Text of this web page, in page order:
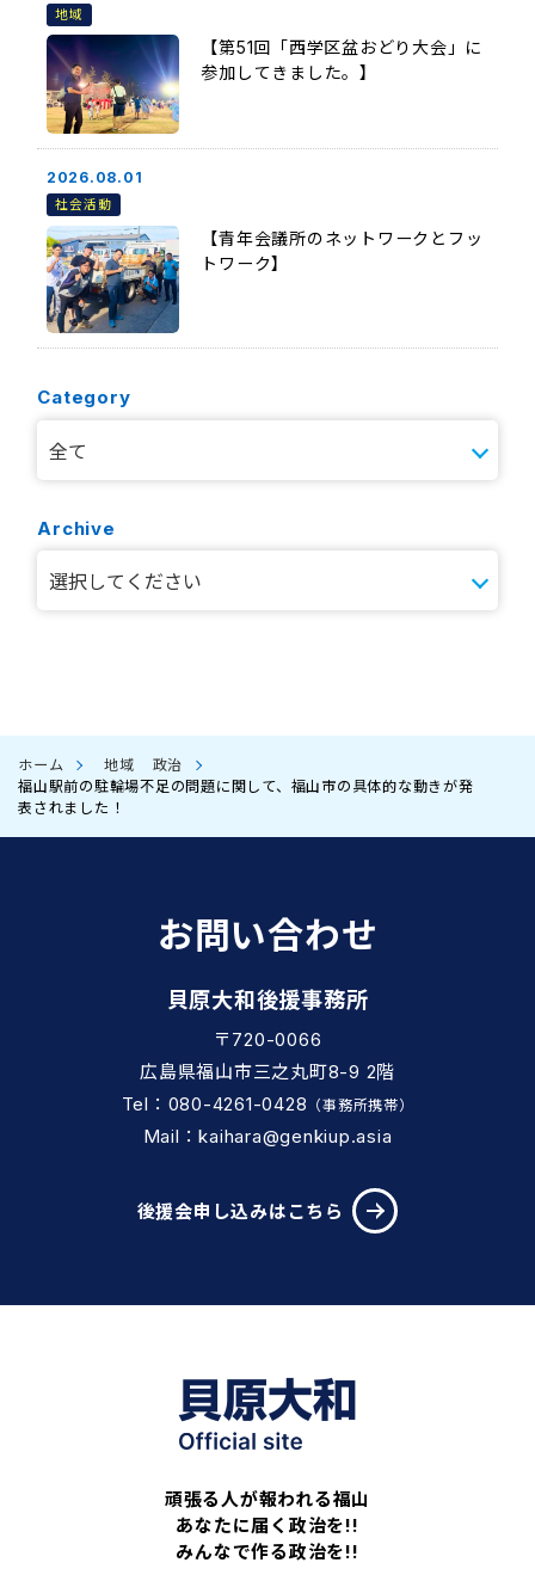
地域
【第51回「西学区盆おどり大会」に
参加してきました。】
2026.08.01
社会活動
【青年会議所のネットワークとフッ
トワーク】
Category
Archive
ホーム 地域
政治
福山駅前の駐輪場不足の問題に関して、福山市の具体的な動きが発
表されました！
お問い合わせ
貝原大和後援事務所
〒720-0066
広島県福山市三之丸町8-9 2階
Tel：080-4261-0428 （事務所携帯）
Mail：kaihara@genkiup.asia
後援会申し込みはこちら
頑張る人が報われる福山
あなたに届く政治を!!
みんなで作る政治を!!